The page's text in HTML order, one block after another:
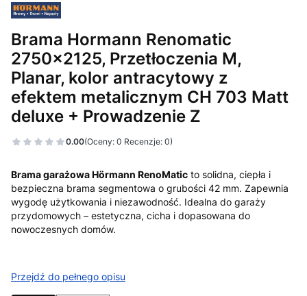
Brama Hormann Renomatic
2750x2125, Przetłoczenia M,
Planar, kolor antracytowy z
efektem metalicznym CH 703 Matt
deluxe + Prowadzenie Z
0.00(Oceny: 0 Recenzje: 0)
Brama garażowa Hörmann RenoMatic to solidna, ciepła i
bezpieczna brama segmentowa o grubości 42 mm. Zapewnia
wygodę użytkowania i niezawodność. Idealna do garaży
przydomowych – estetyczna, cicha i dopasowana do
nowoczesnych domów.
Przejdź do pełnego opisu